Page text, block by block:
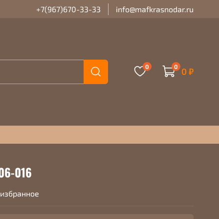
+7(967)670-33-33 info@mafkrasnodar.ru
0 0 0 ₽
016